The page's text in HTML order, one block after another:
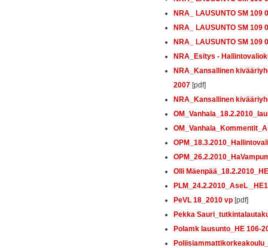
NRA_ LAUSUNTO SM 109
NRA_ LAUSUNTO SM 109
NRA_ LAUSUNTO SM 109
NRA_Esitys -
NRA_Kansallinen
2007 [pdf]
NRA_Kansallinen
Olli
PLM_24.2.2010_AseL
PeVL 18_2010 vp [pdf]
Pekka
Polamk lausunto_HE 106-